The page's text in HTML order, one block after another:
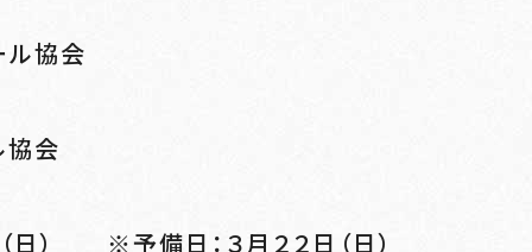
ル協会
協会
日） ※予備日：３月２２日（日）